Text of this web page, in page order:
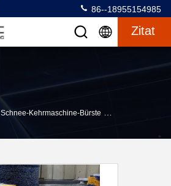
86--18955154985
Zitat
Schnee-Kehrmaschine-Bürste >